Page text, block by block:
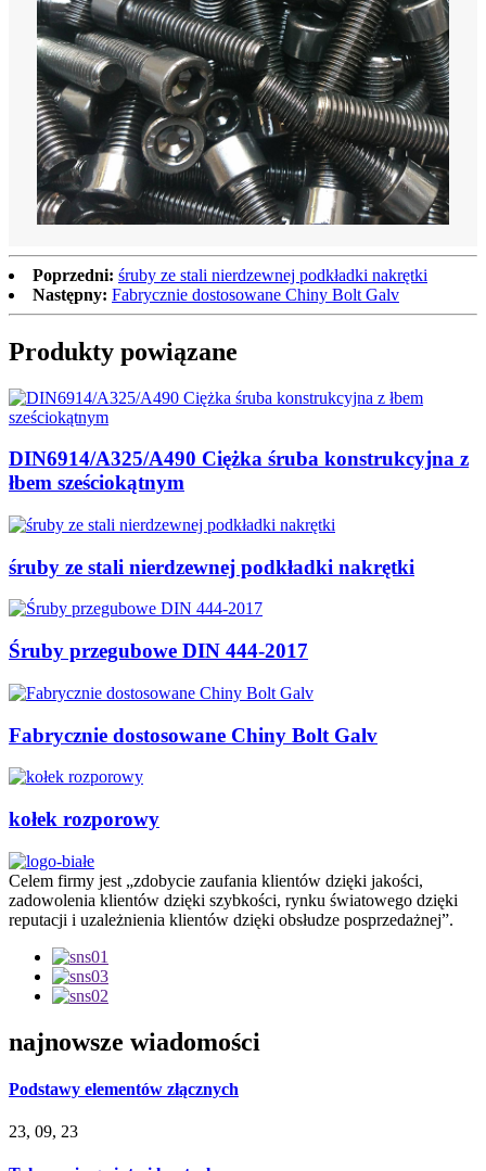
Poprzedni: śruby ze stali nierdzewnej podkładki nakrętki
Następny: Fabrycznie dostosowane Chiny Bolt Galv
Produkty powiązane
DIN6914/A325/A490 Ciężka śruba konstrukcyjna z
łbem sześciokątnym
śruby ze stali nierdzewnej podkładki nakrętki
Śruby przegubowe DIN 444-2017
Fabrycznie dostosowane Chiny Bolt Galv
kołek rozporowy
Celem firmy jest „zdobycie zaufania klientów dzięki jakości,
zadowolenia klientów dzięki szybkości, rynku światowego dzięki
reputacji i uzależnienia klientów dzięki obsłudze posprzedażnej”.
najnowsze wiadomości
Podstawy elementów złącznych
23, 09, 23